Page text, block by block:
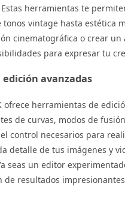
herramientas te
vintage hasta estética
cinematográfica o crear
para expresar tu
avanzadas
ofrece herramientas de
de curvas, modos de
control necesarios para
detalle de tus imágenes y
seas un editor
de resultados